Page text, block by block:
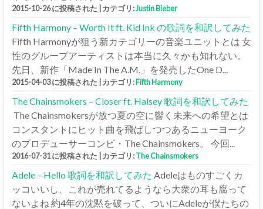
2015-10-26 に投稿された |カテゴリ:Justin Bieber
Fifth Harmony – Worth It ft. Kid Ink の歌詞を和訳してみた
Fifth Harmonyが狙う新カテゴリーの音楽ユニットとは 女
性のグループアーティストは本当に久々かも知れない。
先日、新作「Made In The A.M.」を発売したOne D...
2015-04-03 に投稿された |カテゴリ:Fifth Harmony
The Chainsmokers – Closer ft. Halsey 歌詞を和訳してみた
The Chainsmokersが放つ夏の空に響く未来への希望とは
コンスタントにヒット曲を飛ばしつつあるニューヨーク
のプロデューサーコンビ・The Chainsmokers。 今回...
2016-07-31 に投稿された |カテゴリ:The Chainsmokers
Adele – Hello 歌詞を和訳してみた Adeleはものすごくカ
ッコいいし、これが売れてるようなら大衆の耳も腐って
ないよね 約4年の沈黙を破って、ついにAdeleが僕たちの